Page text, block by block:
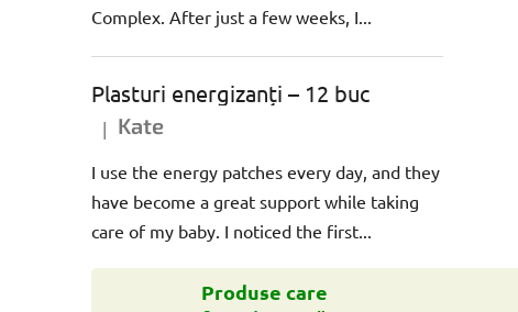
Complex. After just a few weeks, I...
Plasturi energizanți – 12 buc
Ratingul produsului este 5 din 5 stele.
| Kate
I use the energy patches every day, and they
have become a great support while taking
care of my baby. I noticed the first...
Produse care